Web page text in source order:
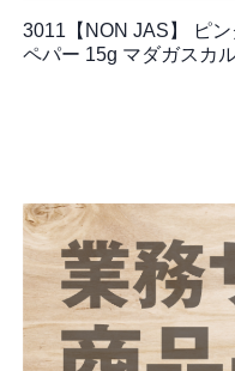
3011【NON JAS】 ピン
ペパー 15g マダガスカ